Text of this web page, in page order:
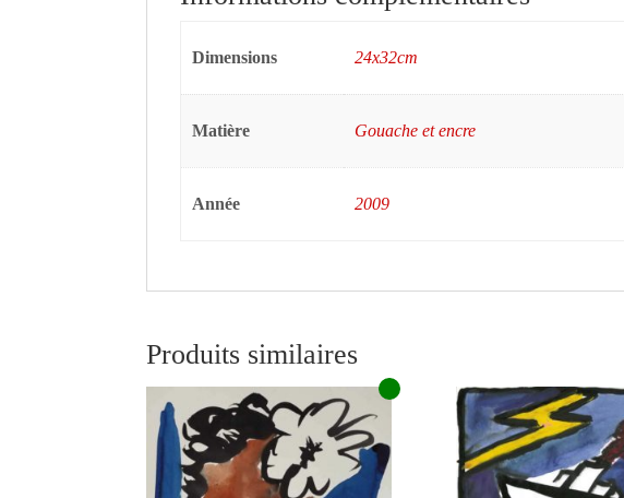
Dimensions 24x32cm
Matière Gouache et encre
Année 2009
Produits similaires